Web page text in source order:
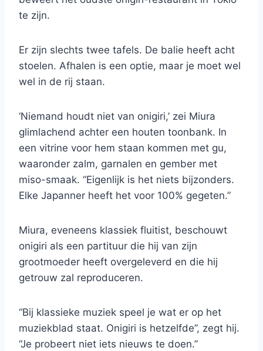
te zijn.
Er zijn slechts twee tafels. De balie heeft acht
stoelen. Afhalen is een optie, maar je moet wel
wel in de rij staan.
‘Niemand houdt niet van onigiri,’ zei Miura
glimlachend achter een houten toonbank. In
een vitrine voor hem staan ​​kommen met gu,
waaronder zalm, garnalen en gember met
miso-smaak. “Eigenlijk is het niets bijzonders.
Elke Japanner heeft het voor 100% gegeten.”
Miura, eveneens klassiek fluitist, beschouwt
onigiri als een partituur die hij van zijn
grootmoeder heeft overgeleverd en die hij
getrouw zal reproduceren.
“Bij klassieke muziek speel je wat er op het
muziekblad staat. Onigiri is hetzelfde”, zegt hij.
“Je probeert niet iets nieuws te doen.”